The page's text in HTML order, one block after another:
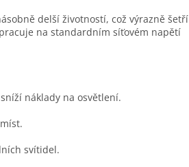
delší životností, což výrazně šetří
na standardním síťovém napětí
náklady na osvětlení.
svítidel.